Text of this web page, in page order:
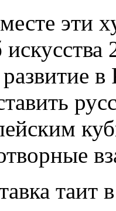
эти
таит